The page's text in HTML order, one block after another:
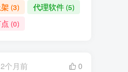
(3) 代理软件(5)
(0)
2个月前
0